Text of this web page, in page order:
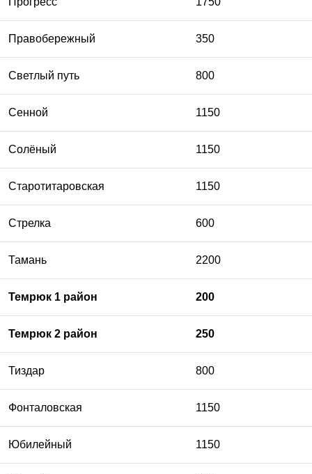
Правобережный 350
Светлый путь 800
Сенной 1150
Солёный 1150
Старотитаровская 1150
Стрелка 600
Тамань 2200
Темрюк 1 район 200
Темрюк 2 район 250
Тиздар 800
Фонталовская 1150
Юбилейный 1150